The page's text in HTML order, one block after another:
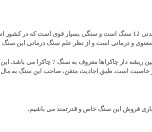
این سنگ ترکیب معدنی 12 سنگ است و سنگی بسیار قوی
و درمانی است و از نظر علم سنگ درمانی این
سنگ مولتی طبق آیین ریشه دار
خاصیت است. طبق احادیث متقن، صاحب این سنگ به مال
فروش این سنگ خاص و قدرتمند می باشیم.